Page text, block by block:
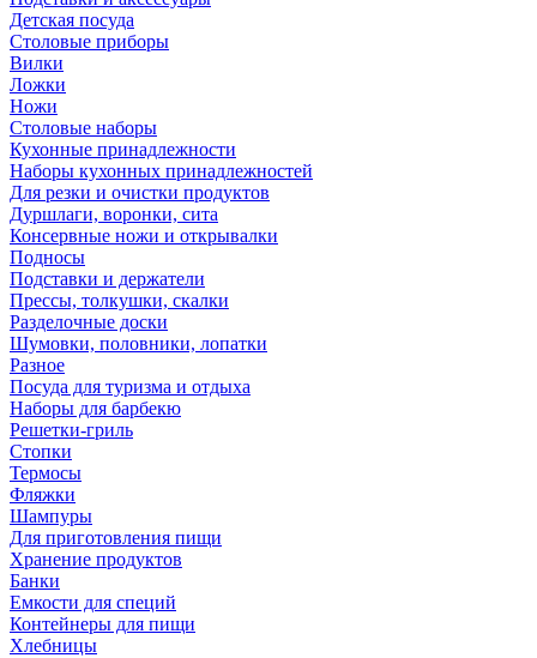
Детская посуда
Столовые приборы
Вилки
Ложки
Ножи
Столовые наборы
Кухонные принадлежности
Наборы кухонных принадлежностей
Для резки и очистки продуктов
Дуршлаги, воронки, сита
Консервные ножи и открывалки
Подносы
Подставки и держатели
Прессы, толкушки, скалки
Разделочные доски
Шумовки, половники, лопатки
Разное
Посуда для туризма и отдыха
Наборы для барбекю
Решетки-гриль
Стопки
Термосы
Фляжки
Шампуры
Для приготовления пищи
Хранение продуктов
Банки
Емкости для специй
Контейнеры для пищи
Хлебницы